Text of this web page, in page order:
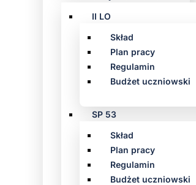
II LO
Skład
Plan pracy
Regulamin
Budżet uczniowski
SP 53
Skład
Plan pracy
Regulamin
Budżet uczniowski